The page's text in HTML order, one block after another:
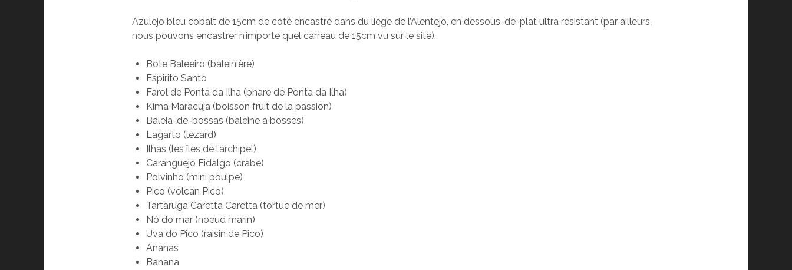
Azulejo bleu cobalt de 15cm de côté encastré dans du liège de l’Alentejo, en dessous-de-plat ultra résistant (par ailleurs,
nous pouvons encastrer n’importe quel carreau de 15cm vu sur le site).
Bote Baleeiro (baleinière)
Espirito Santo
Farol de Ponta da Ilha (phare de Ponta da Ilha)
Kima Maracuja (boisson fruit de la passion)
Baleia-de-bossas (baleine à bosses)
Lagarto (lézard)
Ilhas (les îles de l’archipel)
Caranguejo Fidalgo (crabe)
Polvinho (mini poulpe)
Pico (volcan Pico)
Tartaruga Caretta Caretta (tortue de mer)
Nó do mar (noeud marin)
Uva do Pico (raisin de Pico)
Ananas
Banana